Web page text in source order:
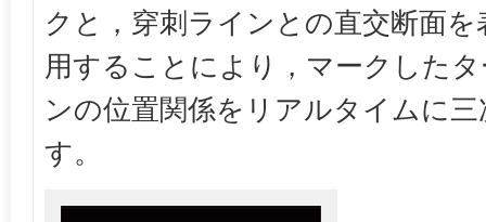
クと，穿刺ラインとの直交断面
用することにより，マークした
ンの位置関係をリアルタイムに
す。